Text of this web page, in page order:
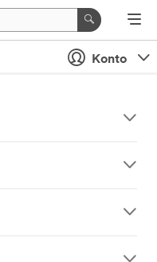
Konto